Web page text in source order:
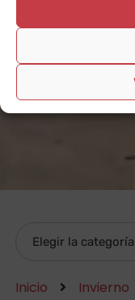
Inicio
Invierno